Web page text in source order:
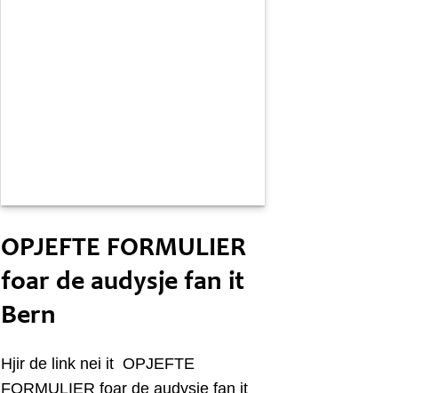
OPJEFTE FORMULIER
foar de audysje fan it
Bern
Hjir de link nei it OPJEFTE
FORMULIER foar de audysje fan it